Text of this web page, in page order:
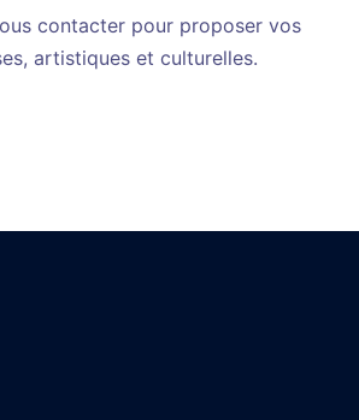
contacter pour proposer vos
artistiques et culturelles.